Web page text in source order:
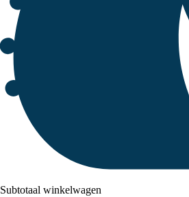
Subtotaal winkelwagen